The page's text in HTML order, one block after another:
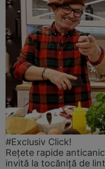
#Exclusiv Click!
Rețete rapide
invită la tocăniță de